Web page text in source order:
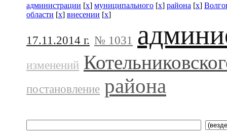
администрации [x] муниципального [x] района [x]
области [x] внесении [x]
17.11.2014 г. № 1031
изменений
постановление района